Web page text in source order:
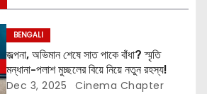
BENGALI
জল্পনা, অভিমান শেষে সাত পাকে বাঁধা? স্মৃতি
মন্ধানা-পলাশ মুচ্ছলের বিয়ে নিয়ে নতুন রহস্য!
Dec 3, 2025 Cinema Chapter